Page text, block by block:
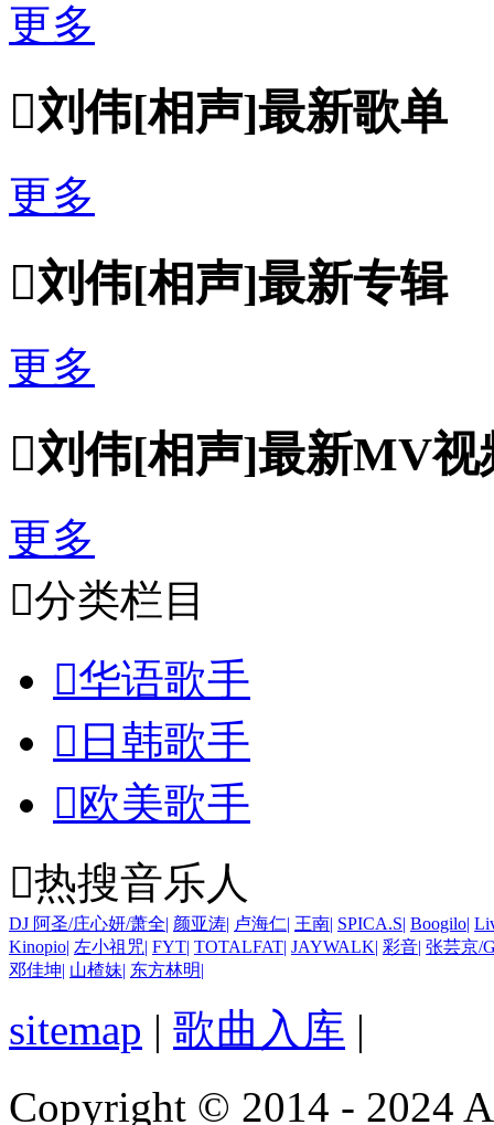
更多
刘伟[相声]最新歌单
更多
刘伟[相声]最新专辑
更多
刘伟[相声]最新MV视
更多
分类栏目
华语歌手
 日韩歌手
欧美歌手
热搜音乐人
DJ 阿圣/庄心妍/萧全| 颜亚涛| 卢海仁| 王南| SPICA.S| Boogilo|
Kinopio| 左小祖咒| FYT| TOTALFAT| JAYWALK| 彩音| 张芸京/
邓佳坤| 山楂妹| 东方林明|
sitemap | 歌曲入库 |
Copyright © 2014 - 2024